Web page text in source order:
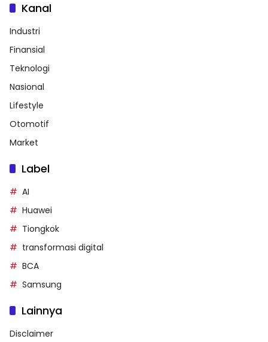
Kanal
Industri
Finansial
Teknologi
Nasional
Lifestyle
Otomotif
Market
Label
AI
Huawei
Tiongkok
transformasi digital
BCA
Samsung
Lainnya
Disclaimer